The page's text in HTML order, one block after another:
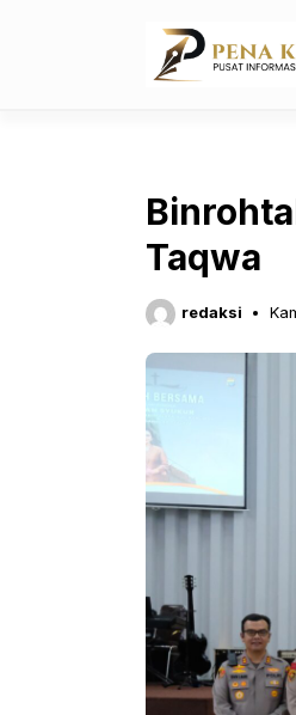
Taqwa
redaksi